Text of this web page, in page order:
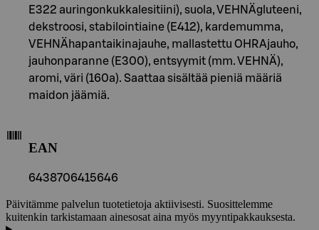
E322 auringonkukkalesitiini), suola, VEHNÄgluteeni,
dekstroosi, stabilointiaine (E412), kardemumma,
VEHNÄhapantaikinajauhe, mallastettu OHRAjauho,
jauhonparanne (E300), entsyymit (mm. VEHNÄ),
aromi, väri (160a). Saattaa sisältää pieniä määriä
maidon jäämiä.
EAN
6438706415646
Päivitämme palvelun tuotetietoja aktiivisesti. Suosittelemme
kuitenkin tarkistamaan ainesosat aina myös myyntipakkauksesta.